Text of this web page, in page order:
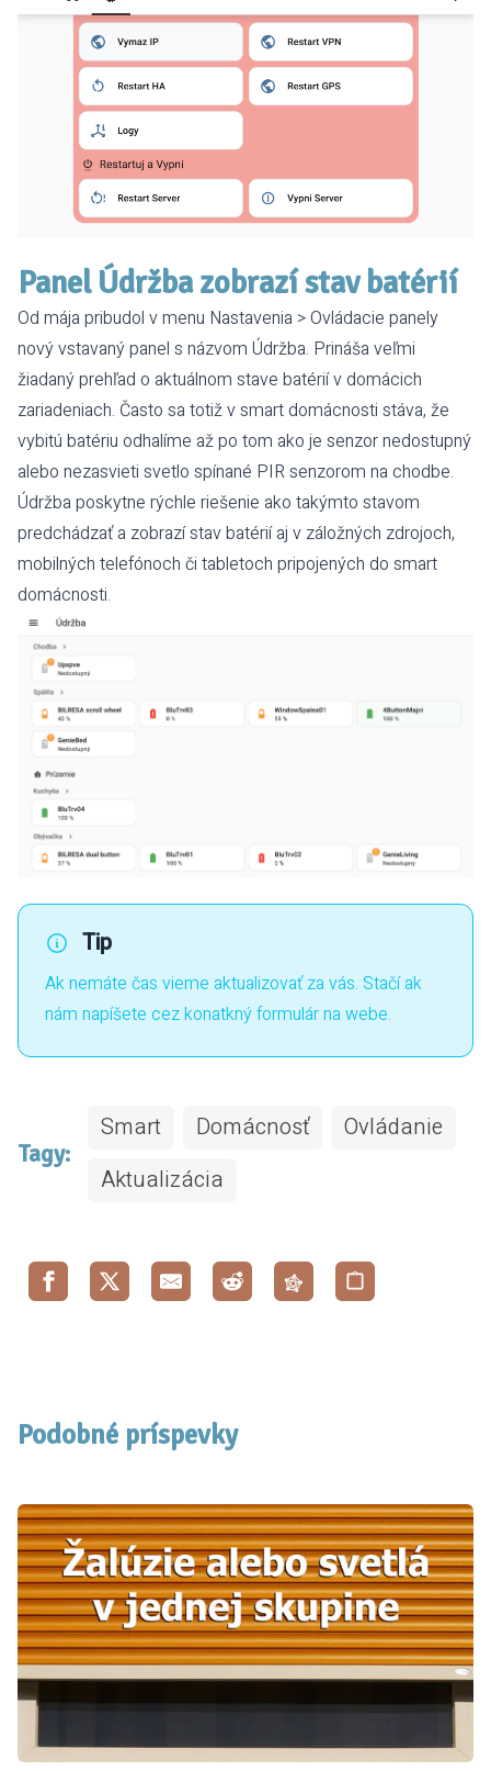
Panel Údržba zobrazí stav batérií
Od mája pribudol v menu Nastavenia > Ovládacie panely
nový vstavaný panel s názvom Údržba. Prináša veľmi
žiadaný prehľad o aktuálnom stave batérií v domácich
zariadeniach. Často sa totiž v smart domácnosti stáva, že
vybitú batériu odhalíme až po tom ako je senzor nedostupný
alebo nezasvieti svetlo spínané PIR senzorom na chodbe.
Údržba poskytne rýchle riešenie ako takýmto stavom
predchádzať a zobrazí stav batérií aj v záložných zdrojoch,
mobilných telefónoch či tabletoch pripojených do smart
domácnosti.
Tip
Ak nemáte čas vieme aktualizovať za vás. Stačí ak
nám napíšete cez konatkný formulár na webe.
Tagy:
Smart Domácnosť
Ovládanie
Aktualizácia
Podobné príspevky